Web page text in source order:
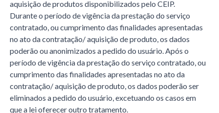
aquisição de produtos disponibilizados pelo CEIP.
Durante o período de vigência da prestação do serviço
contratado, ou cumprimento das finalidades apresentadas
no ato da contratação/ aquisição de produto, os dados
poderão ou anonimizados a pedido do usuário. Após o
período de vigência da prestação do serviço contratado, ou
cumprimento das finalidades apresentadas no ato da
contratação/ aquisição de produto, os dados poderão ser
eliminados a pedido do usuário, excetuando os casos em
que a lei oferecer outro tratamento.